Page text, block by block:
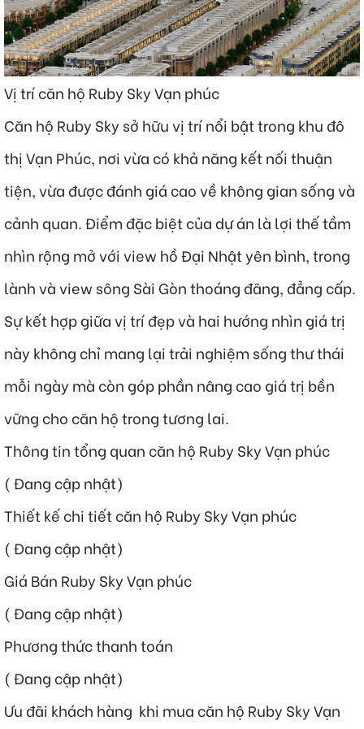
Vị trí căn hộ Ruby Sky Vạn phúc
Căn hộ Ruby Sky sở hữu vị trí nổi bật trong khu đô
thị Vạn Phúc, nơi vừa có khả năng kết nối thuận
tiện, vừa được đánh giá cao về không gian sống và
cảnh quan. Điểm đặc biệt của dự án là lợi thế tầm
nhìn rộng mở với view hồ Đại Nhật yên bình, trong
lành và view sông Sài Gòn thoáng đãng, đẳng cấp.
Sự kết hợp giữa vị trí đẹp và hai hướng nhìn giá trị
này không chỉ mang lại trải nghiệm sống thư thái
mỗi ngày mà còn góp phần nâng cao giá trị bền
vững cho căn hộ trong tương lai.
Thông tin tổng quan căn hộ Ruby Sky Vạn phúc
( Đang cập nhật)
Thiết kế chi tiết căn hộ Ruby Sky Vạn phúc
( Đang cập nhật)
Giá Bán Ruby Sky Vạn phúc
( Đang cập nhật)
Phương thức thanh toán
( Đang cập nhật)
Ưu đãi khách hàng khi mua căn hộ Ruby Sky Vạn